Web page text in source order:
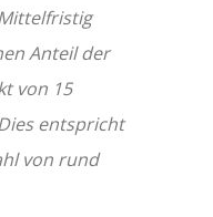
Anteil der
von 15
entspricht
von rund